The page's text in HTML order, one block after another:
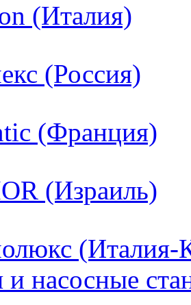
(Италия)
(Россия)
(Франция)
(Израиль)
(Италия-
насосные